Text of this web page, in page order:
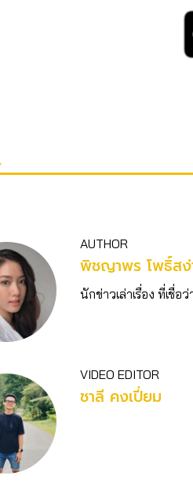
AUTHOR
พิชญาพร โพธิ์สง่
นักข่าวเล่าเรื่อง ที่เชื่อ
VIDEO EDITOR
ชาลี คงเปี่ยม